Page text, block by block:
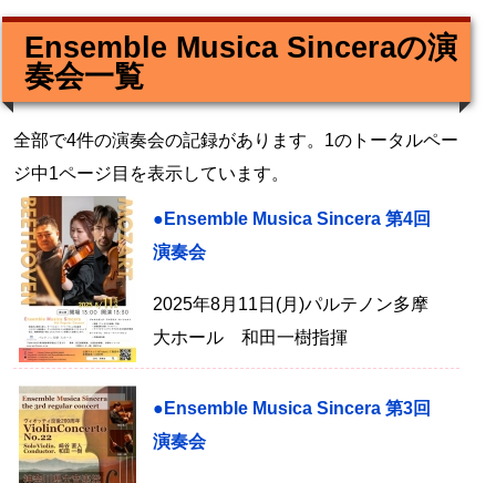
Ensemble Musica Sinceraの演
奏会一覧
全部で4件の演奏会の記録があります。1のトータルペー
ジ中1ページ目を表示しています。
●Ensemble Musica Sincera 第4回
演奏会
2025年8月11日(月)パルテノン多摩
大ホール 和田一樹指揮
●Ensemble Musica Sincera 第3回
演奏会